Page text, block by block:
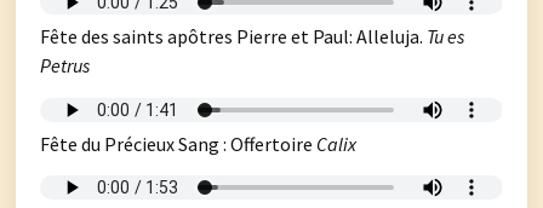
Fête des saints apôtres Pierre et Paul: Alleluja. Tu es
Petrus
Fête du Précieux Sang : Offertoire Calix